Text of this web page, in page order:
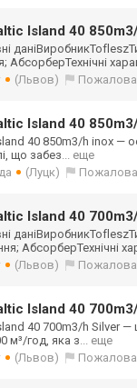
Island 40
даніВиробникTof
АбсорберТехнічні
(Львов)
Island 40
40 850m3/h inox —
що забез... еще
(Луцк)
Island 40
даніВиробникTof
АбсорберТехнічні
(Львов)
Island 40
40 700m3/h Silver —
м³/год, яка з... еще
(Львов)